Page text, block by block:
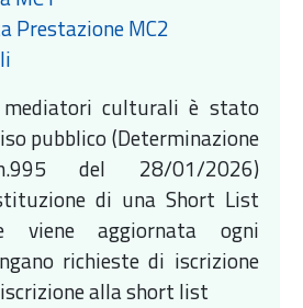
Prestazione MC2
culturali è stato
pubblico (Determinazione
del 28/01/2026)
di una Short List
viene aggiornata ogni
richieste di iscrizione
alla short list